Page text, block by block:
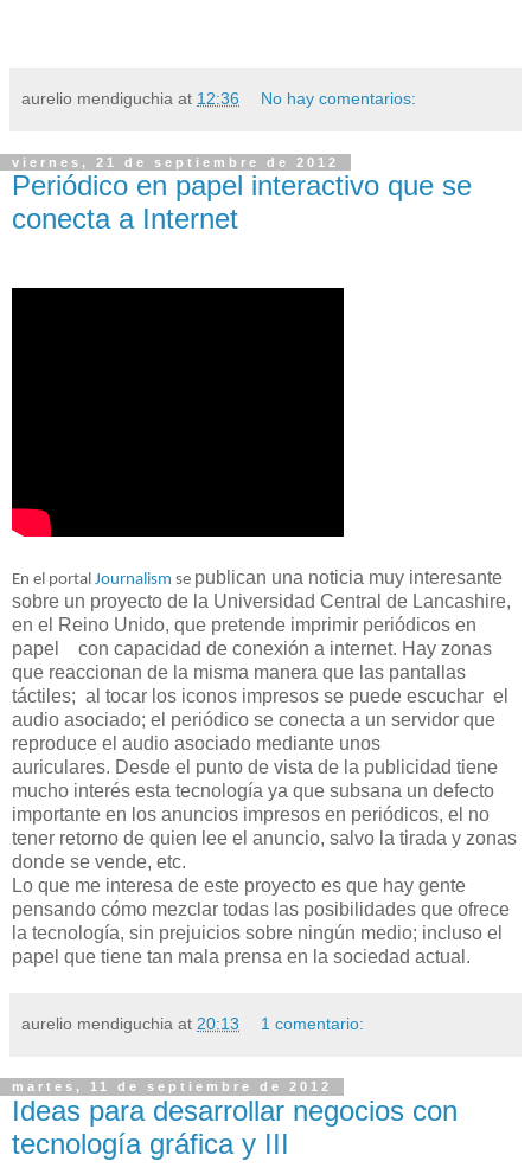
aurelio mendiguchia at 12:36 No hay comentarios:
viernes, 21 de septiembre de 2012
Periódico en papel interactivo que se
conecta a Internet
En el portal Journalism se publican una noticia muy interesante
sobre un proyecto de la Universidad Central de Lancashire,
en el Reino Unido, que pretende imprimir periódicos en
papel con capacidad de conexión a internet. Hay zonas
que reaccionan de la misma manera que las pantallas
táctiles; al tocar los iconos impresos se puede escuchar el
audio asociado; el periódico se conecta a un servidor que
reproduce el audio asociado mediante unos
auriculares. Desde el punto de vista de la publicidad tiene
mucho interés esta tecnología ya que subsana un defecto
importante en los anuncios impresos en periódicos, el no
tener retorno de quien lee el anuncio, salvo la tirada y zonas
donde se vende, etc.
Lo que me interesa de este proyecto es que hay gente
pensando cómo mezclar todas las posibilidades que ofrece
la tecnología, sin prejuicios sobre ningún medio; incluso el
papel que tiene tan mala prensa en la sociedad actual.
aurelio mendiguchia at 20:13 1 comentario:
martes, 11 de septiembre de 2012
Ideas para desarrollar negocios con
tecnología gráfica y III